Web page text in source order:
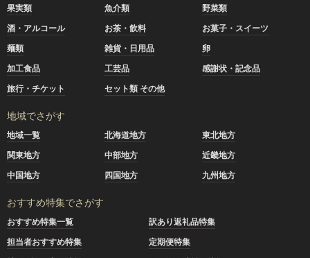
果実類
魚介類
野菜類
酒・アルコール
お茶・飲料
お菓子・スイーツ
麺類
雑貨・日用品
卵
加工食品
工芸品
感謝状・記念品
旅行・チケット
セット類 その他
地域でさがす
地域一覧 北海道地方
東北地方
関東地方
中部地方
近畿地方
中国地方
四国地方 九州地方
おすすめ特集でさがす
おすすめ特集一覧
訳あり返礼品特集
担当者おすすめ特集
定期便特集